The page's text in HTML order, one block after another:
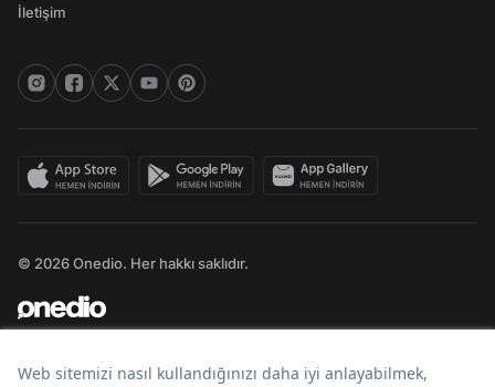
İletişim
© 2026 Onedio. Her hakkı saklıdır.